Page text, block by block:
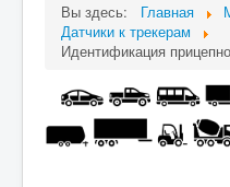
Вы здесь: Главная
Датчики к трекерам
Идентификация